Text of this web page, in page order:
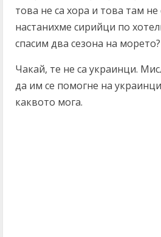
това не са хора и това там
настанихме сирийци по
спасим два сезона на морето?
Чакай, те не са украинци.
да им се помогне на
каквото мога.